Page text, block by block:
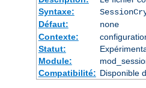
Syntaxe:
Défaut:
none
Contexte:
Statut:
Module:
Compatibilité: Disponible